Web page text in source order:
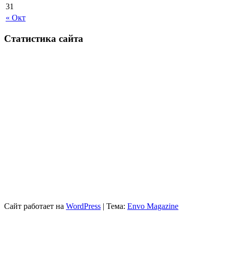
« Окт
31
Статистика сайта
Сайт работает на WordPress | Тема: Envo Magazine